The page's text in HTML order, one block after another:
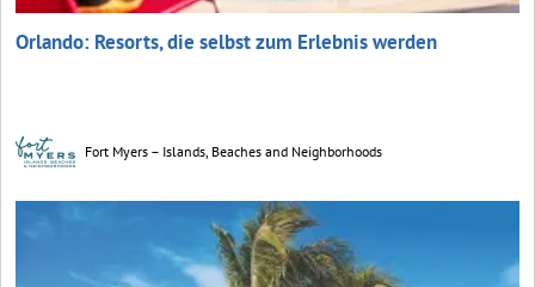
Orlando: Resorts, die selbst zum Erlebnis werden
Fort Myers – Islands, Beaches and Neighborhoods